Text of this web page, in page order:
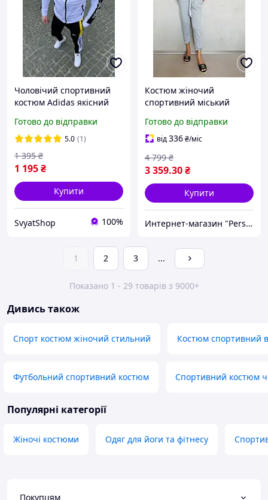
Чоловічий спортивний
костюм Аdidas якісний
брендові спортивні
костюми Адідас
Готово до відправки
5.0 (1)
1 195₴
1 395 ₴
Купити
SvyatShop 100%
Костюм жіночий
спортивний міський
рукавом на блискавці з
капюшоном
Готово до відправки
від336₴/міс
3 359.30₴
4 799 ₴
Купити
Интернет-магазин "PerspectiveBoutique"
1 2 3 ...
Показано 1 - 29 товарів з 9000+
Дивись також
Спорт костюм жіночий стильний Костюм спортивний
Футбольний спортивний костюм Спортивний костюм
Популярні категорії
Жіночі костюми Одяг для йоги та фітнесу
Покупцям